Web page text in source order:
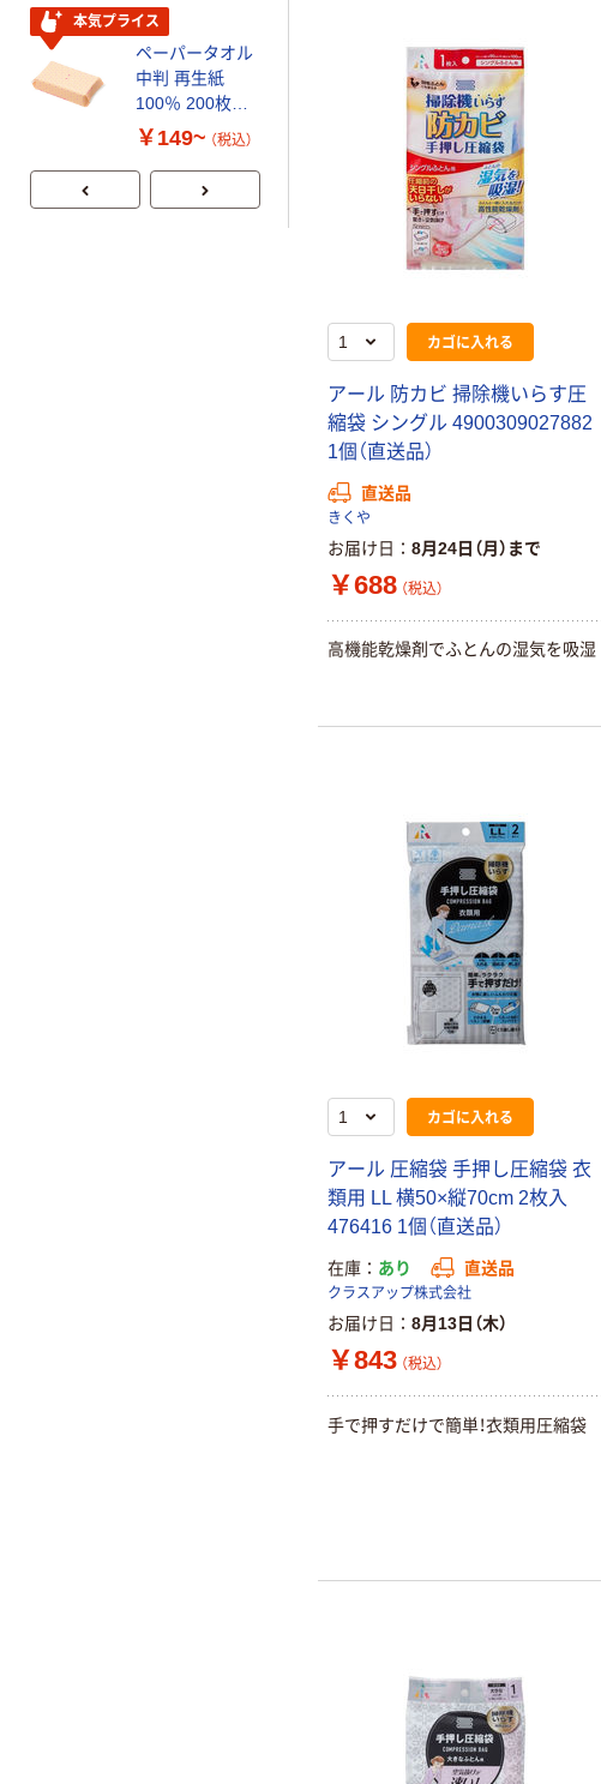
カゴに入れる
アール 防カビ 掃除機いらす圧
縮袋 シングル 4900309027882
1個（直送品）
直送品
きくや
お届け日 8月24日（月）まで
￥688 （税込）
高機能乾燥剤でふとんの湿気を吸湿
カゴに入れる
アール 圧縮袋 手押し圧縮袋 衣
類用 LL 横50×縦70cm 2枚入
476416 1個（直送品）
在庫 あり 直送品
クラスアップ株式会社
お届け日 8月13日（木）
￥843 （税込）
手で押すだけで簡単！衣類用圧縮袋
証
本気プライス
ペーパータオル
中判 再生紙
100％ 200枚
FSC認証 シング
企画 オリジナル
￥149~ （税込）
アスクル プラ
スチックグロー
ブ 薄手 粉な
し（パウダーフ
リー）
￥298~ （税込）